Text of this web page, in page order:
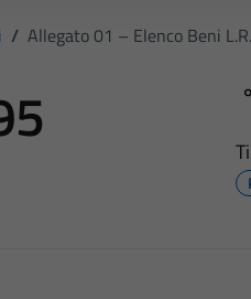
/ Allegato 01 – Elenco Beni